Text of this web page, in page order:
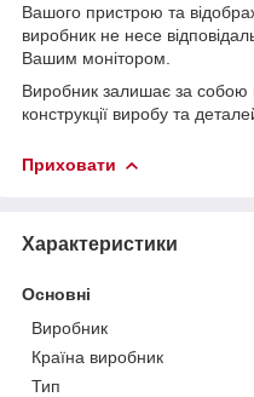
Вашого пристрою та
виробник не несе
Вашим монітором.
Виробник залишає за собою
конструкції виробу та
Приховати
Характеристики
Основні
Виробник
Країна виробник
Тип